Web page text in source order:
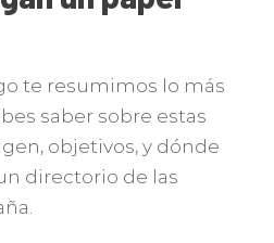
te resumimos lo más
saber sobre estas
objetivos, y dónde
directorio de las